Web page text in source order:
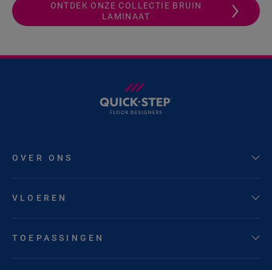
ONTDEK ONZE COLLECTIE BRUIN
LAMINAAT
OVER ONS
VLOEREN
TOEPASSINGEN